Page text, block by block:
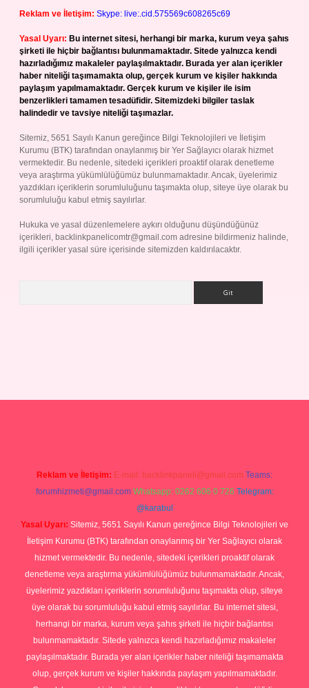
Reklam ve İletişim: Skype: live:.cid.575569c608265c69
Yasal Uyarı: Bu internet sitesi, herhangi bir marka, kurum veya şahıs
şirketi ile hiçbir bağlantısı bulunmamaktadır. Sitede yalnızca kendi
hazırladığımız makaleler paylaşılmaktadır. Burada yer alan içerikler
haber niteliği taşımamakta olup, gerçek kurum ve kişiler hakkında
paylaşım yapılmamaktadır. Gerçek kurum ve kişiler ile isim
benzerlikleri tamamen tesadüfidir. Sitemizdeki bilgiler taslak
halindedir ve tavsiye niteliği taşımazlar.
Sitemiz, 5651 Sayılı Kanun gereğince Bilgi Teknolojileri ve İletişim
Kurumu (BTK) tarafından onaylanmış bir Yer Sağlayıcı olarak hizmet
vermektedir. Bu nedenle, sitedeki içerikleri proaktif olarak denetleme
veya araştırma yükümlülüğümüz bulunmamaktadır. Ancak, üyelerimiz
yazdıkları içeriklerin sorumluluğunu taşımakta olup, siteye üye olarak bu
sorumluluğu kabul etmiş sayılırlar.
Hukuka ve yasal düzenlemelere aykırı olduğunu düşündüğünüz
içerikleri, backlinkpanelicomtr@gmail.com adresine bildirmeniz halinde,
ilgili içerikler yasal süre içerisinde sitemizden kaldırılacaktır.
Reklam ve İletişim: E-mail: backlinkpaneli@gmail.com Teams:
forumhizmeti@gmail.com Whatsapp: 0262 606 0 726 Telegram:
@karabul
Yasal Uyarı: Sitemiz, 5651 Sayılı Kanun gereğince Bilgi Teknolojileri ve
İletişim Kurumu (BTK) tarafından onaylanmış bir Yer Sağlayıcı olarak
hizmet vermektedir. Bu nedenle, sitedeki içerikleri proaktif olarak
denetleme veya araştırma yükümlülüğümüz bulunmamaktadır. Ancak,
üyelerimiz yazdıkları içeriklerin sorumluluğunu taşımakta olup, siteye
üye olarak bu sorumluluğu kabul etmiş sayılırlar. Bu internet sitesi,
herhangi bir marka, kurum veya şahıs şirketi ile hiçbir bağlantısı
bulunmamaktadır. Sitede yalnızca kendi hazırladığımız makaleler
paylaşılmaktadır. Burada yer alan içerikler haber niteliği taşımamakta
olup, gerçek kurum ve kişiler hakkında paylaşım yapılmamaktadır.